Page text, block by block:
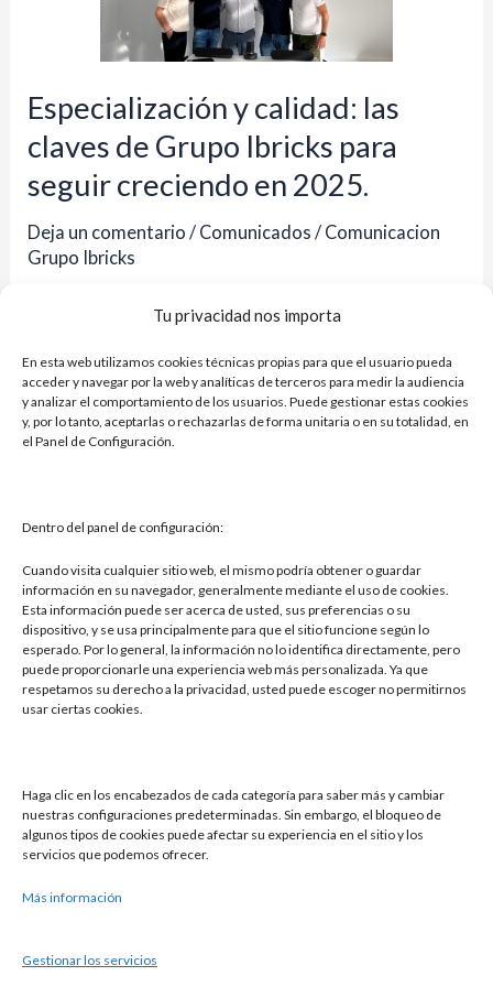
Tu privacidad nos importa
En esta web utilizamos cookies técnicas propias para que el usuario pueda
acceder y navegar por la web y analíticas de terceros para medir la audiencia
y analizar el comportamiento de los usuarios. Puede gestionar estas cookies
y, por lo tanto, aceptarlas o rechazarlas de forma unitaria o en su totalidad, en
el Panel de Configuración.
Dentro del panel de configuración:
Cuando visita cualquier sitio web, el mismo podría obtener o guardar
información en su navegador, generalmente mediante el uso de cookies.
Esta información puede ser acerca de usted, sus preferencias o su
dispositivo, y se usa principalmente para que el sitio funcione según lo
esperado. Por lo general, la información no lo identifica directamente, pero
puede proporcionarle una experiencia web más personalizada. Ya que
respetamos su derecho a la privacidad, usted puede escoger no permitirnos
usar ciertas cookies.
Haga clic en los encabezados de cada categoría para saber más y cambiar
nuestras configuraciones predeterminadas. Sin embargo, el bloqueo de
algunos tipos de cookies puede afectar su experiencia en el sitio y los
servicios que podemos ofrecer.
Más información
Gestionar los servicios
Especialización y calidad: las
claves de Grupo Ibricks para
seguir creciendo en 2025.
Deja un comentario / Comunicados / Comunicacion
Grupo Ibricks
experiencia del sector. Grupo Ibricks, referente en el
sector de la distribución de materiales de
construcción en España, continúa dando pasos firmes
Ibricks
para
seguir
en
Leer más »
Buscar